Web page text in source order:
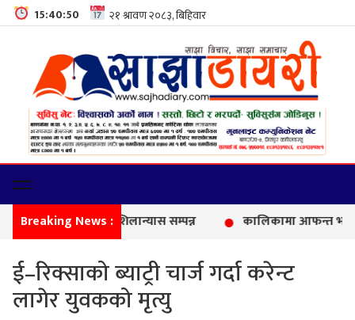
15:40:51
Breaking News :
ई–रिक्साको ब्याट्री चार्ज गर्दा करेन्ट
लागेर युवकको मृत्यु